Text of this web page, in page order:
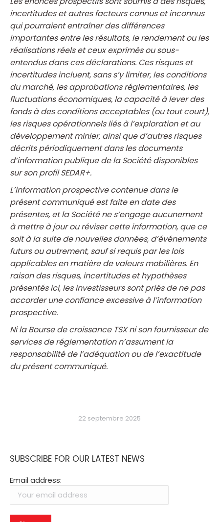
incertitudes et autres facteurs connus et inconnus
qui pourraient entraîner des différences
importantes entre les résultats, le rendement ou les
réalisations réels et ceux exprimés ou sous-
entendus dans ces déclarations. Ces risques et
incertitudes incluent, sans s’y limiter, les conditions
du marché, les approbations réglementaires, les
fluctuations économiques, la capacité à lever des
fonds à des conditions acceptables (ou tout court),
les risques opérationnels liés à l’exploration et au
développement minier, ainsi que d’autres risques
décrits périodiquement dans les documents
d’information publique de la Société disponibles
sur son profil SEDAR+.
L’information prospective contenue dans le
présent communiqué est faite en date des
présentes, et la Société ne s’engage aucunement
à mettre à jour ou réviser cette information, que ce
soit à la suite de nouvelles données, d’événements
futurs ou autrement, sauf si requis par les lois
applicables en matière de valeurs mobilières. En
raison des risques, incertitudes et hypothèses
présentés ici, les investisseurs sont priés de ne pas
accorder une confiance excessive à l’information
prospective.
Ni la Bourse de croissance TSX ni son fournisseur de
services de réglementation n’assument la
responsabilité de l’adéquation ou de l’exactitude
du présent communiqué.
22 septembre 2025
SUBSCRIBE FOR OUR LATEST NEWS
Email address: